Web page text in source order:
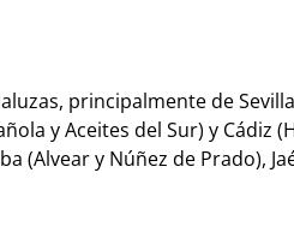
principalmente de
y Aceites del Sur) y Cádiz
(Alvear y Núñez de Prado),